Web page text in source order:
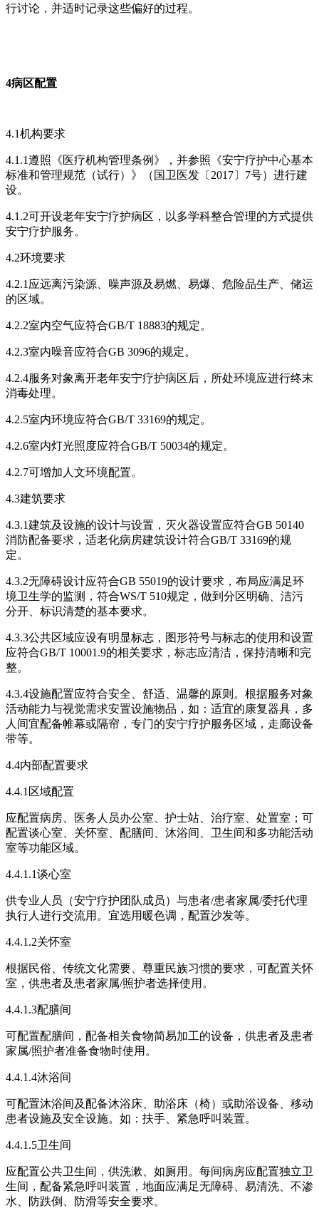
行讨论，并适时记录这些偏好的过程。
4病区配置
4.1机构要求
4.1.1遵照《医疗机构管理条例》，并参照《安宁疗护中心基本
标准和管理规范（试行）》（国卫医发〔2017〕7号）进行建
设。
4.1.2可开设老年安宁疗护病区，以多学科整合管理的方式提供
安宁疗护服务。
4.2环境要求
4.2.1应远离污染源、噪声源及易燃、易爆、危险品生产、储运
的区域。
4.2.2室内空气应符合GB/T 18883的规定。
4.2.3室内噪音应符合GB 3096的规定。
4.2.4服务对象离开老年安宁疗护病区后，所处环境应进行终末
消毒处理。
4.2.5室内环境应符合GB/T 33169的规定。
4.2.6室内灯光照度应符合GB/T 50034的规定。
4.2.7可增加人文环境配置。
4.3建筑要求
4.3.1建筑及设施的设计与设置，灭火器设置应符合GB 50140
消防配备要求，适老化病房建筑设计符合GB/T 33169的规
定。
4.3.2无障碍设计应符合GB 55019的设计要求，布局应满足环
境卫生学的监测，符合WS/T 510规定，做到分区明确、洁污
分开、标识清楚的基本要求。
4.3.3公共区域应设有明显标志，图形符号与标志的使用和设置
应符合GB/T 10001.9的相关要求，标志应清洁，保持清晰和完
整。
4.3.4设施配置应符合安全、舒适、温馨的原则。根据服务对象
活动能力与视觉需求安置设施物品，如：适宜的康复器具，多
人间宜配备帷幕或隔帘，专门的安宁疗护服务区域，走廊设备
带等。
4.4内部配置要求
4.4.1区域配置
应配置病房、医务人员办公室、护士站、治疗室、处置室；可
配置谈心室、关怀室、配膳间、沐浴间、卫生间和多功能活动
室等功能区域。
4.4.1.1谈心室
供专业人员（安宁疗护团队成员）与患者/患者家属/委托代理
执行人进行交流用。宜选用暖色调，配置沙发等。
4.4.1.2关怀室
根据民俗、传统文化需要、尊重民族习惯的要求，可配置关怀
室，供患者及患者家属/照护者选择使用。
4.4.1.3配膳间
可配置配膳间，配备相关食物简易加工的设备，供患者及患者
家属/照护者准备食物时使用。
4.4.1.4沐浴间
可配置沐浴间及配备沐浴床、助浴床（椅）或助浴设备、移动
患者设施及安全设施。如：扶手、紧急呼叫装置。
4.4.1.5卫生间
应配置公共卫生间，供洗漱、如厕用。每间病房应配置独立卫
生间，配备紧急呼叫装置，地面应满足无障碍、易清洗、不渗
水、防跌倒、防滑等安全要求。